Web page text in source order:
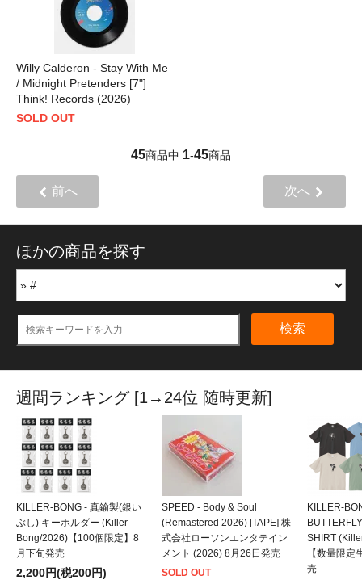
Willy Calderon - Stay With Me
/ Midnight Pretenders [7"]
Think! Records (2026)
SOLD OUT
45商品中 1-45商品
前へ 次へ
ほかの商品を探す
検索
週間ランキング [1→24位 随時更新]
KILLER-BONG - 真鍮製(銀い
ぶし) キーホルダー (Killer-
Bong/2026)【100個限定】8
月下旬発売
2,200円(税200円)
SPEED - Body & Soul
(Remastered 2026) [TAPE] 株
式会社ローソンエンタテイン
メント (2026) 8月26日発売
SOLD OUT
KILLER-
SHIRT
【数量限定
売